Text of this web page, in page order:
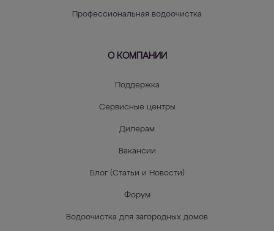
Профессиональная водоочистка
О КОМПАНИИ
Поддержка
Сервисные центры
Дилерам
Вакансии
Блог (Статьи и Новости)
Форум
Водоочистка для загородных домов